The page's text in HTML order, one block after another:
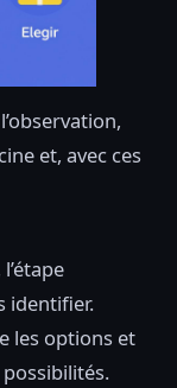
et, avec ces
identifier.
les options et